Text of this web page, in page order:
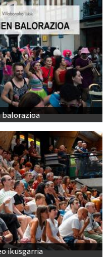
balorazioa
ikusgarria